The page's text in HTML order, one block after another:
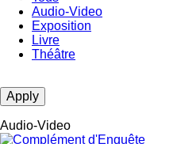
Audio-Video
Exposition
Livre
Théâtre
Audio-Video